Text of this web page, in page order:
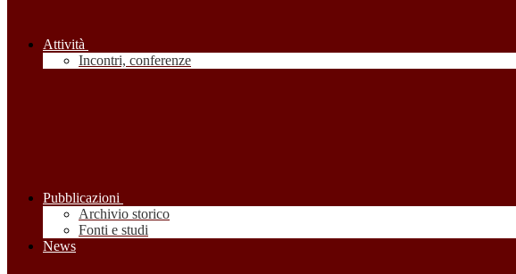
Attività
Incontri, conferenze
Pubblicazioni
Archivio storico
Fonti e studi
News